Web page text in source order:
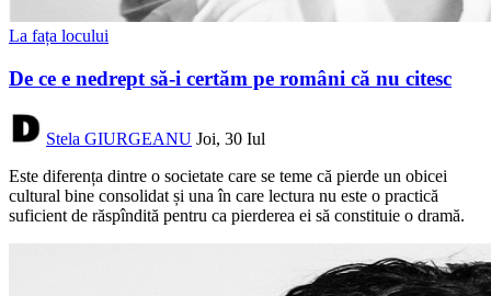
La fața locului
De ce e nedrept să-i certăm pe români că nu citesc
Stela GIURGEANU Joi, 30 Iul
Este diferența dintre o societate care se teme că pierde un obicei
cultural bine consolidat și una în care lectura nu este o practică
suficient de răspîndită pentru ca pierderea ei să constituie o dramă.